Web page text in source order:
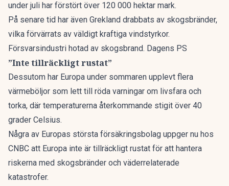
under juli har förstört över 120 000 hektar mark.
På senare tid har även Grekland drabbats av skogsbränder,
vilka förvärrats av väldigt kraftiga vindstyrkor.
Försvarsindustri hotad av skogsbrand. Dagens PS
”Inte tillräckligt rustat”
Dessutom har Europa under sommaren upplevt flera
värmeböljor som lett till röda varningar om livsfara och
torka, där temperaturerna återkommande stigit över 40
grader Celsius.
Några av Europas största försäkringsbolag uppger nu hos
CNBC att Europa inte är tillräckligt rustat för att hantera
riskerna med skogsbränder och väderrelaterade
katastrofer.